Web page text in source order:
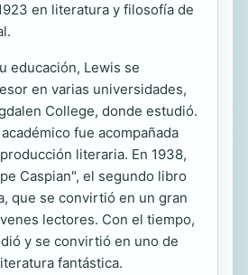
en literatura y filosofía de
educación, Lewis se
en varias universidades,
College, donde estudió.
fue acompañada
literaria. En 1938,
Caspian", el segundo libro
que se convirtió en un gran
lectores. Con el tiempo,
y se convirtió en uno de
fantástica.